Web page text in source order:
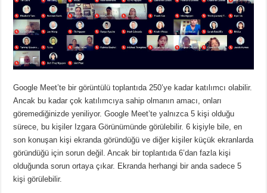
Google Meet’te bir görüntülü toplantıda 250’ye kadar katılımcı olabilir.
Ancak bu kadar çok katılımcıya sahip olmanın amacı, onları
göremediğinizde yeniliyor.Google Meet’te yalnızca 5 kişi olduğu
sürece, bu kişiler Izgara Görünümünde görülebilir.6 kişiyle bile, en
son konuşan kişi ekranda göründüğü ve diğer kişiler küçük ekranlarda
göründüğü için sorun değil.Ancak bir toplantıda 6’dan fazla kişi
olduğunda sorun ortaya çıkar. Ekranda herhangi bir anda sadece 5
kişi görülebilir.